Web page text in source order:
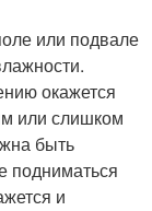
или подвале
окажется
или слишком
быть
подниматься
и